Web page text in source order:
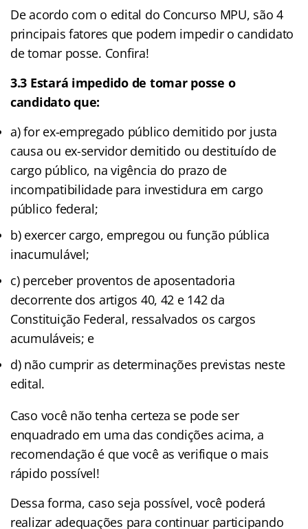
De acordo com o edital do Concurso MPU, são 4
principais fatores que podem impedir o candidato
de tomar posse. Confira!
3.3 Estará impedido de tomar posse o
candidato que:
a) for ex-empregado público demitido por justa
causa ou ex-servidor demitido ou destituído de
cargo público, na vigência do prazo de
incompatibilidade para investidura em cargo
público federal;
b) exercer cargo, empregou ou função pública
inacumulável;
c) perceber proventos de aposentadoria
decorrente dos artigos 40, 42 e 142 da
Constituição Federal, ressalvados os cargos
acumuláveis; e
d) não cumprir as determinações previstas neste
edital.
Caso você não tenha certeza se pode ser
enquadrado em uma das condições acima, a
recomendação é que você as verifique o mais
rápido possível!
Dessa forma, caso seja possível, você poderá
realizar adequações para continuar participando